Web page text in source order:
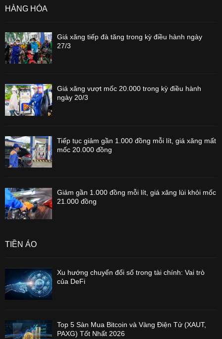
HÀNG HÓA
Giá xăng tiếp đà tăng trong kỳ điều hành ngày
27/3
Giá xăng vượt mốc 20.000 trong kỳ điều hành
ngày 20/3
Tiếp tục giảm gần 1.000 đồng mỗi lít, giá xăng mất
mốc 20.000 đồng
Giảm gần 1.000 đồng mỗi lít, giá xăng lùi khỏi mốc
21.000 đồng
TIỀN ẢO
Xu hướng chuyển đổi số trong tài chính: Vai trò
của DeFi
Top 5 Sàn Mua Bitcoin và Vàng Điện Tử (XAUT,
PAXG) Tốt Nhất 2026